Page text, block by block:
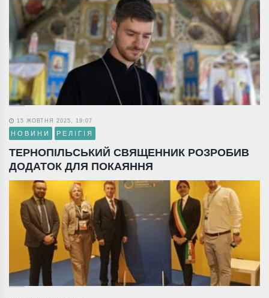
15 ЖОВТНЯ 2025, 19:07
НОВИНИ РЕЛІГІЯ
ТЕРНОПІЛЬСЬКИЙ СВЯЩЕННИК РОЗРОБИВ
ДОДАТОК ДЛЯ ПОКАЯННЯ